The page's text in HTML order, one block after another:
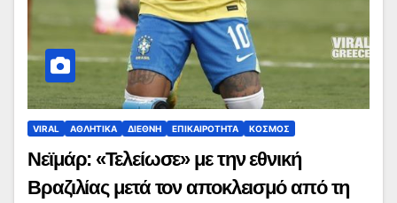
VIRAL ΑΘΛΗΤΙΚΑ ΔΙΕΘΝΗ ΕΠΙΚΑΙΡΟΤΗΤΑ ΚΟΣΜΟΣ
Νεϊμάρ: «Τελείωσε» με την εθνική
Βραζιλίας μετά τον αποκλεισμό από τη